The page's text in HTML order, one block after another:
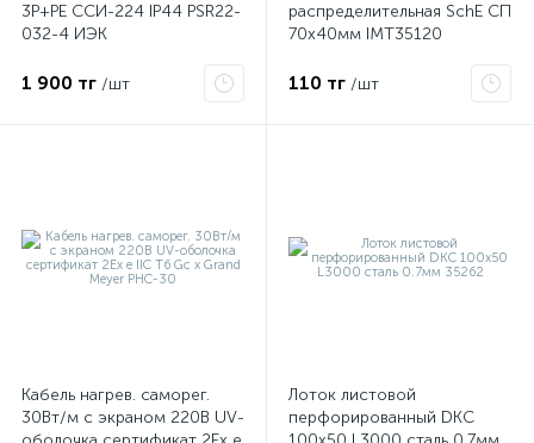
3P+PЕ ССИ-224 IP44 PSR22-
032-4 ИЭК
1 900 тг /шт
распределительная SchE СП
70х40мм IMT35120
110 тг /шт
Кабель нагрев. саморег.
30Вт/м с экраном 220В UV-
Лоток листовой
перфорированный DKC